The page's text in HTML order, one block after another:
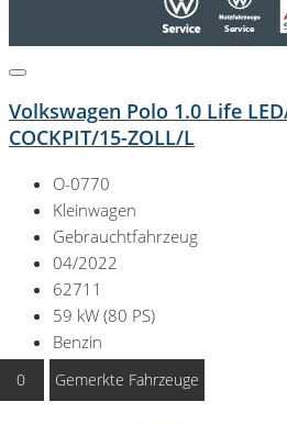
Volkswagen Polo 1.0 Life
COCKPIT/15-ZOLL/L
O-0770
Kleinwagen
Gebrauchtfahrzeug
04/2022
62711
59 kW (80 PS)
Benzin
0 Gemerkte Fahrzeuge